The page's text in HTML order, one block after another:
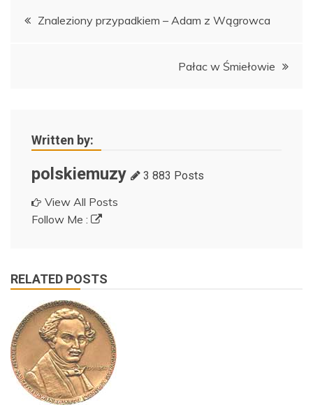
Nawigacja
Znaleziony przypadkiem – Adam z Wągrowca
Pałac w Śmiełowie
Written by:
polskiemuzy 3 883 Posts
View All Posts
Follow Me :
RELATED POSTS